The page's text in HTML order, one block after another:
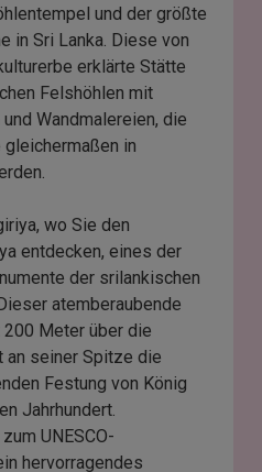
und der größte
in Sri Lanka. Diese von
erklärte Stätte
Felshöhlen mit
Wandmalereien, die
gleichermaßen in
wo Sie den
entdecken, eines der
der srilankischen
atemberaubende
Meter über die
an seiner Spitze die
Festung von König
Jahrhundert.
UNESCO-
hervorragendes